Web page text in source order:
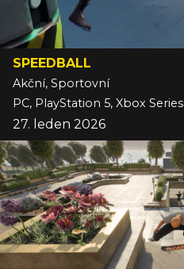
SPEEDBALL
Akční, Sportovní
PC, PlayStation 5, Xbox Series
27. leden 2026